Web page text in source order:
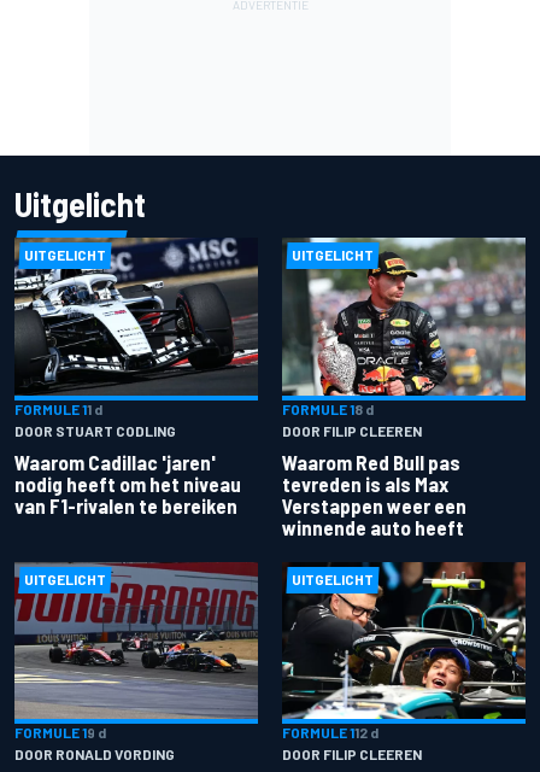
Uitgelicht
UITGELICHT
FORMULE 11 d
DOOR STUART CODLING
Waarom Cadillac 'jaren'
nodig heeft om het niveau
van F1-rivalen te bereiken
UITGELICHT
FORMULE 18 d
DOOR FILIP CLEEREN
Waarom Red Bull pas
tevreden is als Max
Verstappen weer een
winnende auto heeft
UITGELICHT
FORMULE 19 d
DOOR RONALD VORDING
UITGELICHT
FORMULE 112 d
DOOR FILIP CLEEREN